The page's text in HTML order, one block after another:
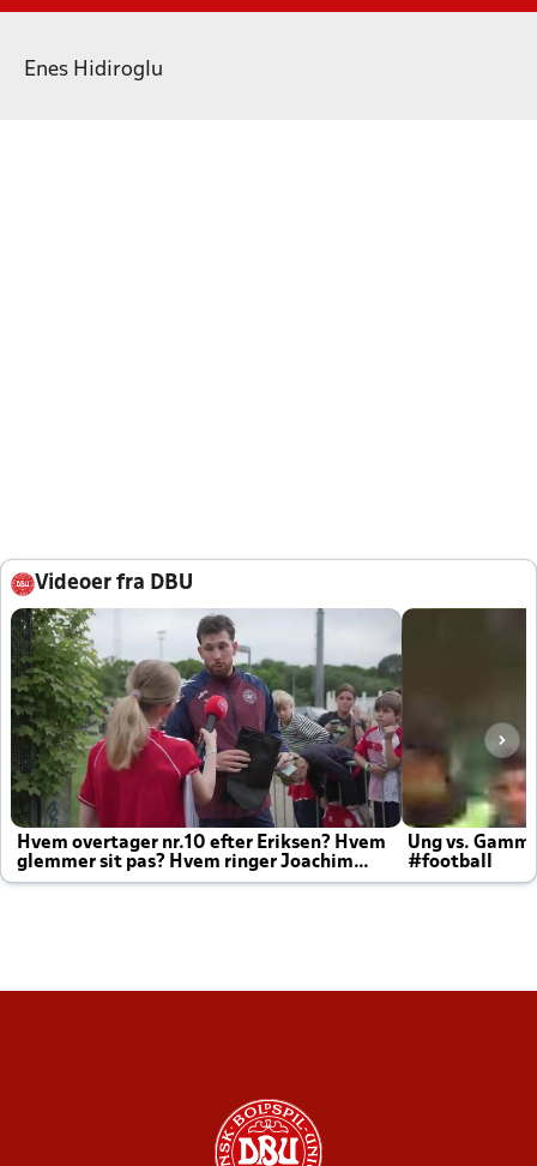
Enes Hidiroglu
Videoer fra DBU
Hvem overtager nr.10 efter Eriksen? Hvem
glemmer sit pas? Hvem ringer Joachim
altid til efter kampe?
Ung vs.
#football